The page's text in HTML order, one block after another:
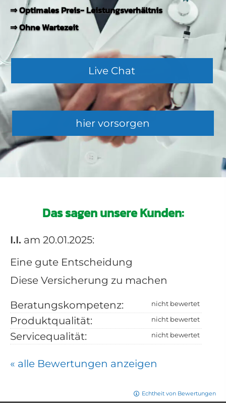
⇒ Optimales Preis- Leistungsverhältnis
⇒ Ohne Wartezeit
Live Chat
hier vorsorgen
hier geht es zum lächeln
hier ver­gleichen
Das sagen unsere Kunden:
I.I. am 20.01.2025:
Eine gute Entscheidung
Diese Versicherung zu machen
Beratungskompetenz:
Produktqualität:
Servicequalität:
« alle Bewertungen anzeigen
Echtheit von Bewertungen